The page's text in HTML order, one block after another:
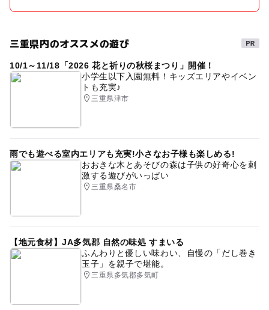
三重県内のオススメの遊び
10/1～11/18「2026 花と祈りの秋桜まつり」開催！
小学生以下入園無料！キッズエリアやイベン
トも充実♪
三重県津市
雨でも遊べる室内エリアも充実!小さなお子様も楽しめる!
おおきな木とあそびの森は子供の好奇心を刺
激する遊びがいっぱい
三重県桑名市
【地元食材】JA多気郡 自然の味処 すまいる
ふんわりと優しい味わい、自慢の「だし巻き
玉子」を親子で堪能。
三重県多気郡多気町